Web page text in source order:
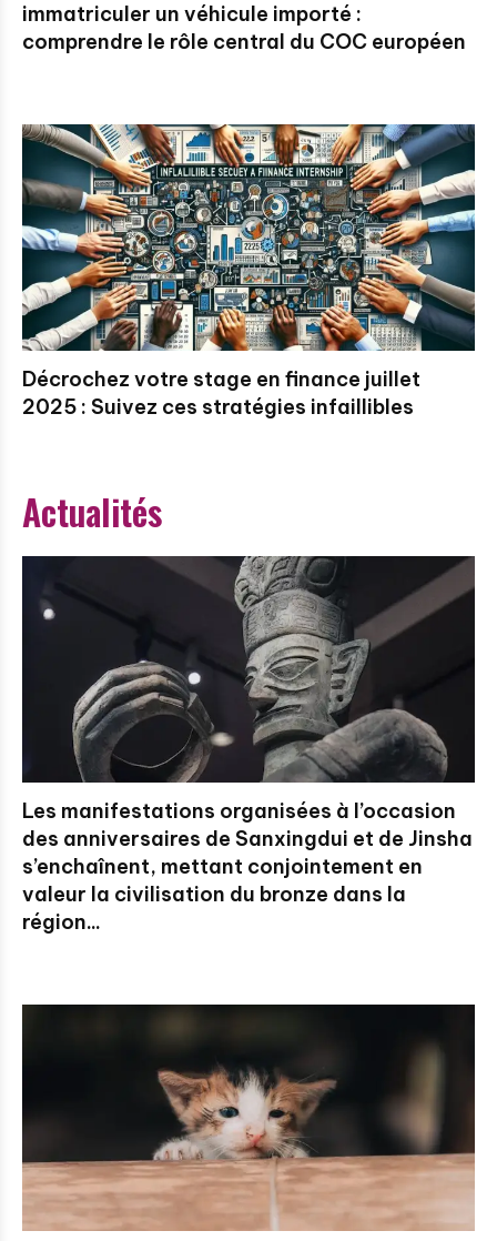
immatriculer un véhicule importé :
comprendre le rôle central du COC européen
Décrochez votre stage en finance juillet
2025 : Suivez ces stratégies infaillibles
Actualités
Les manifestations organisées à l’occasion
des anniversaires de Sanxingdui et de Jinsha
s’enchaînent, mettant conjointement en
valeur la civilisation du bronze dans la
région...